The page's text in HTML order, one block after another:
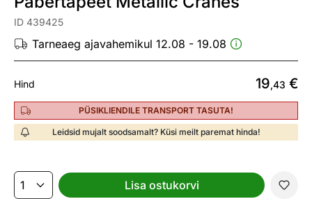
ID 439425
Tarneaeg ajavahemikul 12.08 - 19.08
Hind 19,43 €
PÜSIKLIENDILE TRANSPORT TASUTA!
Leidsid mujalt soodsamalt? Küsi meilt paremat hinda!
Lisa ostukorvi